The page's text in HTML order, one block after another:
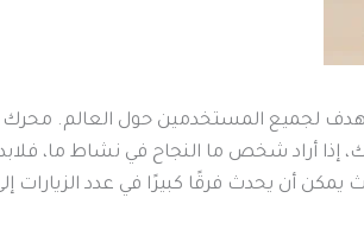
لجميع المستخدمين حول العالم. محرك
إذا أراد شخص ما النجاح في نشاط ما،
أن يحدث فرقًا كبيرًا في عدد الزيارات